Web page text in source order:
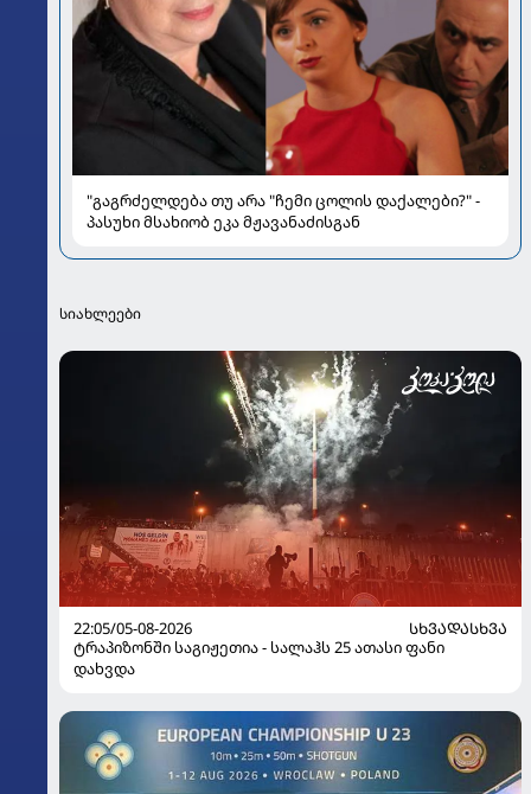
"გაგრძელდება თუ არა "ჩემი ცოლის დაქალები?" -
პასუხი მსახიობ ეკა მჟავანაძისგან
სიახლეები
22:05/05-08-2026
ᲡᲮᲕᲐᲓᲐᲡᲮᲕᲐ
ტრაპიზონში საგიჟეთია - სალაჰს 25 ათასი ფანი
დახვდა